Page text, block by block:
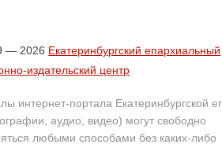
— 2026 Екатеринбургский епархиальный
издательский центр
интернет-портала Екатеринбургской
аудио, видео) могут свободно
любыми способами без каких-либо